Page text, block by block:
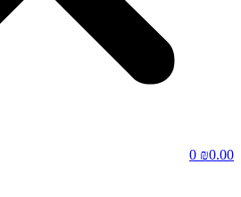
₪0.00
0